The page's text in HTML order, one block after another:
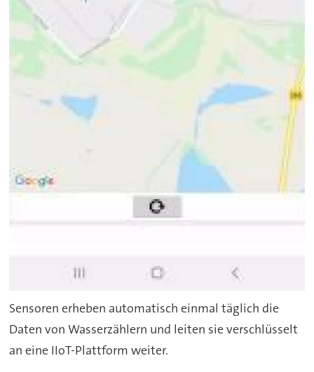
Sensoren erheben automatisch einmal täglich die
Daten von Wasserzählern und leiten sie verschlüsselt
an eine IIoT-Plattform weiter.